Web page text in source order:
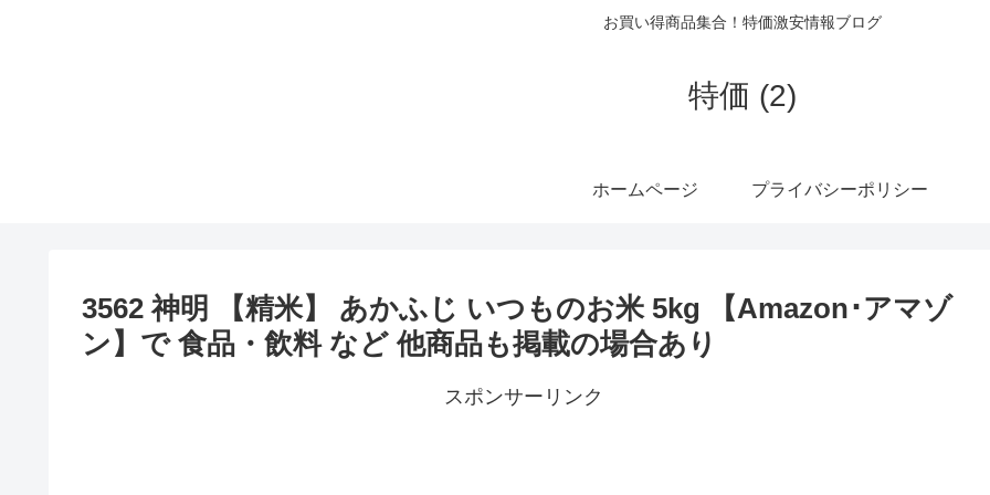
お買い得商品集合！特価激安情報ブログ
特価 (2)
ホームページ プライバシーポリシー
3562 神明 【精米】 あかふじ いつものお米 5kg 【Amazon･アマゾ
ン】で 食品・飲料 など 他商品も掲載の場合あり
スポンサーリンク